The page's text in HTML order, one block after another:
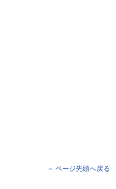
ページ先頭へ戻る